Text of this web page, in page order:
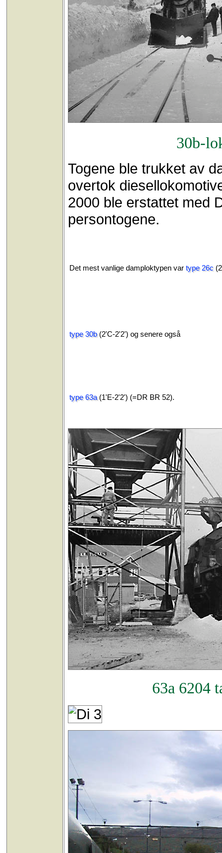
30b-
Togene ble trukket av
overtok
2000 ble erstattet med
persontogene.
Det mest vanlige damploktypen var type 26c
type 30b(2'C-2'2') og senere også
type 63a(1'E-2'2') (=DR BR 52).
63a 6204